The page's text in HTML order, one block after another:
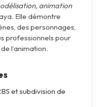
animation
Elle démontre
des personnages,
professionnels pour
l’animation.
et subdivision de